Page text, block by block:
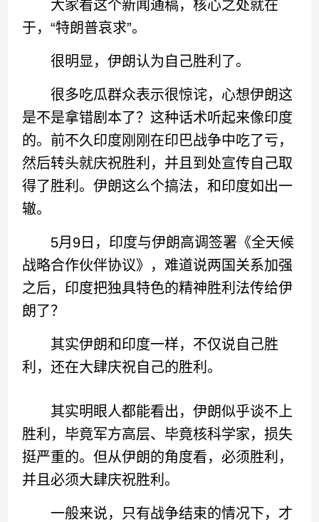
大家看这个新闻通稿，核心之处就在
于，“特朗普哀求”。
很明显，伊朗认为自己胜利了。
很多吃瓜群众表示很惊诧，心想伊朗这
是不是拿错剧本了？这种话术听起来像印度
的。前不久印度刚刚在印巴战争中吃了亏，
然后转头就庆祝胜利，并且到处宣传自己取
得了胜利。伊朗这么个搞法，和印度如出一
辙。
5月9日，印度与伊朗高调签署《全天候
战略合作伙伴协议》，难道说两国关系加强
之后，印度把独具特色的精神胜利法传给伊
朗了？
其实伊朗和印度一样，不仅说自己胜
利，还在大肆庆祝自己的胜利。
其实明眼人都能看出，伊朗似乎谈不上
胜利，毕竟军方高层、毕竟核科学家，损失
挺严重的。但从伊朗的角度看，必须胜利，
并且必须大肆庆祝胜利。
一般来说，只有战争结束的情况下，才